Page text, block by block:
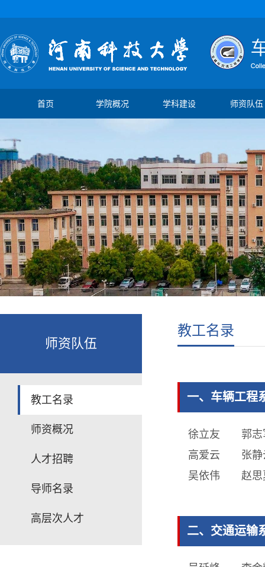
首页 学院概况 学科建设 师资队伍
师资队伍
教工名录
师资概况
人才招聘
导师名录
高层次人才
教工名录
一、车辆工程
徐立友
郭志
高爱云
张静
吴依伟
赵思
二、交通运输